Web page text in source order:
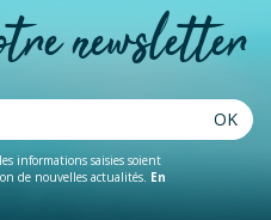
newsletter
informations saisies soient
de nouvelles actualités. En
OK